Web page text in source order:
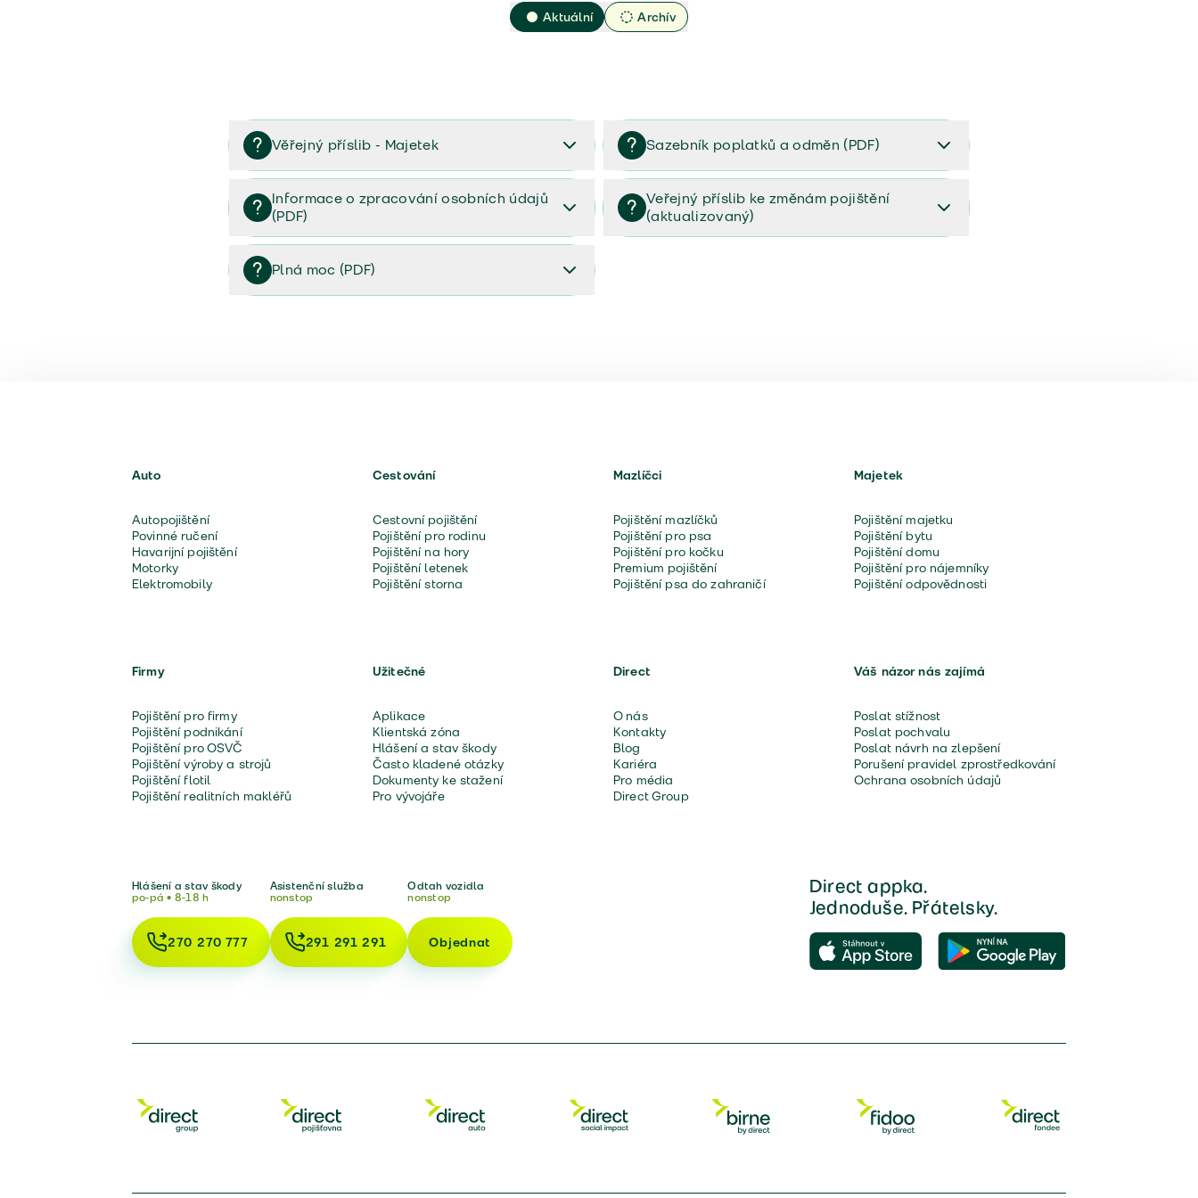
Aktuální Archív
Věřejný příslib - Majetek
Věřejný příslib majetek 2023
Sazebník poplatků a odměn (PDF)
Sazebník poplatků a odměn (PDF)
Informace o zpracování osobních údajů
(PDF)
Informace o zpracování osobních údajů (PDF)
Veřejný příslib ke změnám pojištění
(aktualizovaný)
Plná moc (PDF)
Auto
Autopojištění
Povinné ručení
Havarijní pojištění
Motorky
Elektromobily
Cestování
Cestovní pojištění
Pojištění pro rodinu
Pojištění na hory
Pojištění letenek
Pojištění storna
Mazlíčci
Pojištění mazlíčků
Pojištění pro psa
Pojištění pro kočku
Premium pojištění
Pojištění psa do zahraničí
Majetek
Pojištění majetku
Pojištění bytu
Pojištění domu
Pojištění pro nájemníky
Pojištění odpovědnosti
Firmy
Pojištění pro firmy
Pojištění podnikání
Pojištění pro OSVČ
Pojištění výroby a strojů
Pojištění flotil
Pojištění realitních makléřů
Užitečné
Aplikace
Klientská zóna
Hlášení a stav škody
Často kladené otázky
Dokumenty ke stažení
Pro vývojáře
Direct
O nás
Kontakty
Blog
Kariéra
Pro média
Direct Group
Váš názor nás zajímá
Poslat stížnost
Poslat pochvalu
Poslat návrh na zlepšení
Porušení pravidel zprostředkování
Ochrana osobních údajů
Hlášení a stav škody
po-pá • 8-18 h
270 270 777
Asistenční služba
nonstop
291 291 291
Odtah vozidla
nonstop
Objednat
Direct appka.
Jednoduše. Přátelsky.